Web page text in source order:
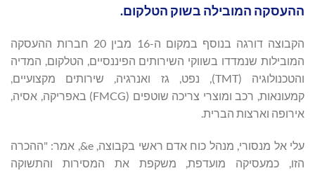
ההעסקה המובילה בשוק הטלקום.
הקבוצה דורגה בנוסף במקום ה-16 מבין 20 חברות ההעסקה
המובילות שנמדדו בשווקי השירותים הפיננסיים, הטלקום, המדיה
והטכנולוגיה (TMT), נפט, גז ואנרגיה, שירותים מקצועיים,
קמעונאות, רכב ומוצרי צריכה שוטפים (FMCG) באפריקה, אסיה,
אירופה וארצות הברית.
עלי אל מנסורי, מנהל כוח אדם ראשי בקבוצה, e&, אמר: "ההכרה
הזו, כמעסיקה מועדפת, משקפת את המסירות והתשוקה